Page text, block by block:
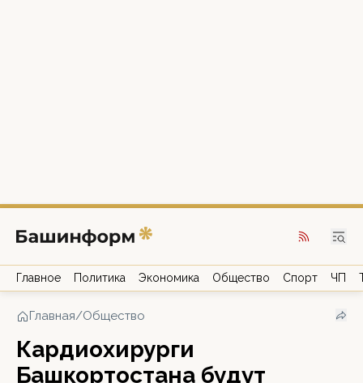
Главное Политика Экономика Общество Спорт ЧП
Главная/Общество
Кардиохирурги
Башкортостана будут